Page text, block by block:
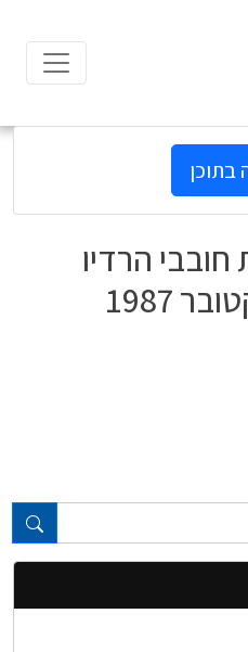
בתוכן
הרדיו
1987